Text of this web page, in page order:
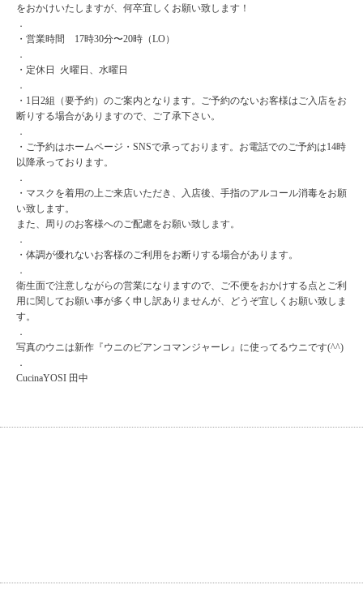
をおかけいたしますが、何卒宜しくお願い致します！
．
・営業時間 17時30分〜20時（LO）
．
・定休日 火曜日、水曜日
．
・1日2組（要予約）のご案内となります。ご予約のないお客様はご入店をお
断りする場合がありますので、ご了承下さい。
．
・ご予約はホームページ・SNSで承っております。お電話でのご予約は14時
以降承っております。
．
・マスクを着用の上ご来店いただき、入店後、手指のアルコール消毒をお願
い致します。
また、周りのお客様へのご配慮をお願い致します。
．
・体調が優れないお客様のご利用をお断りする場合があります。
．
衛生面で注意しながらの営業になりますので、ご不便をおかけする点とご利
用に関してお願い事が多く申し訳ありませんが、どうぞ宜しくお願い致しま
す。
．
写真のウニは新作『ウニのビアンコマンジャーレ』に使ってるウニです(^^)
．
CucinaYOSI 田中